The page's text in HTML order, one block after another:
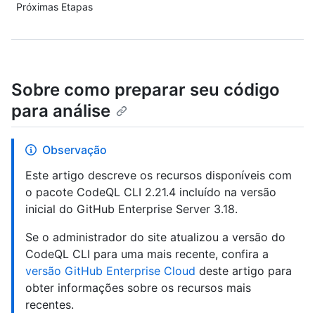
Próximas Etapas
Sobre como preparar seu código
para análise
Observação
Este artigo descreve os recursos disponíveis com
o pacote CodeQL CLI 2.21.4 incluído na versão
inicial do GitHub Enterprise Server 3.18.
Se o administrador do site atualizou a versão do
CodeQL CLI para uma mais recente, confira a
versão GitHub Enterprise Cloud deste artigo para
obter informações sobre os recursos mais
recentes.